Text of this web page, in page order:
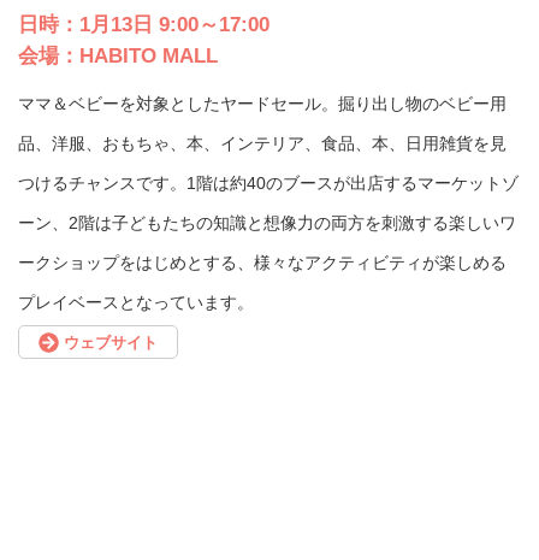
日時：1月13日 9:00～17:00
会場：HABITO MALL
ママ＆ベビーを対象としたヤードセール。掘り出し物のベビー用
品、洋服、おもちゃ、本、インテリア、食品、本、日用雑貨を見
つけるチャンスです。1階は約40のブースが出店するマーケットゾ
ーン、2階は子どもたちの知識と想像力の両方を刺激する楽しいワ
ークショップをはじめとする、様々なアクティビティが楽しめる
プレイベースとなっています。
ウェブサイト